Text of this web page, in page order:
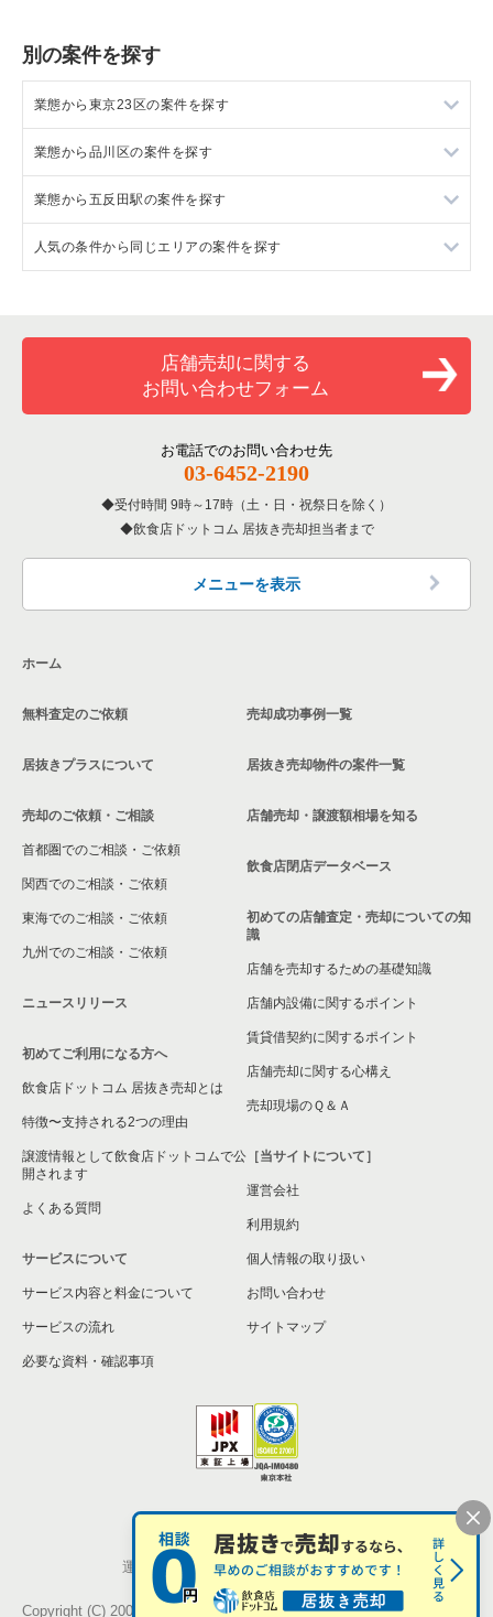
別の案件を探す
業態から東京23区の案件を探す
東京23区のラーメンの居抜き売却物件の案件一覧
東京23区のフランス料理の居抜き売却物件の案件一覧
東京23区のイタリア料理の居抜き売却物件の案件一覧
東京23区のそば・うどんの居抜き売却物件の案件一覧
東京23区の寿司の居抜き売却物件の案件一覧
東京23区の鉄板焼き・お好み焼の居抜き売却物件の案件一覧
東京23区のアジア料理の居抜き売却物件の案件一覧
東京23区のカフェの居抜き売却物件の案件一覧
東京23区のお弁当・惣菜・デリの居抜き売却物件の案件一覧
東京23区のカラオケ・パブ・スナックの居抜き売却物件の案件
覧
東京23区の和食の居抜き売却物件の案件一覧
東京23区の洋食の居抜き売却物件の案件一覧
東京23区のその他の居抜き売却物件の案件一覧
業態から品川区の案件を探す
品川区のラーメンの居抜き売却物件の案件一覧
品川区のフランス料理の居抜き売却物件の案件一覧
品川区の中華の居抜き売却物件の案件一覧
品川区のそば・うどんの居抜き売却物件の案件一覧
品川区の鉄板焼き・お好み焼の居抜き売却物件の案件一覧
品川区のアジア料理の居抜き売却物件の案件一覧
品川区のカフェの居抜き売却物件の案件一覧
品川区のお弁当・惣菜・デリの居抜き売却物件の案件一覧
品川区のカラオケ・パブ・スナックの居抜き売却物件の案件一
品川区の和食の居抜き売却物件の案件一覧
品川区の洋食の居抜き売却物件の案件一覧
品川区のその他の居抜き売却物件の案件一覧
業態から五反田駅の案件を探す
五反田駅のラーメンの居抜き売却物件の案件一覧
五反田駅のイタリア料理の居抜き売却物件の案件一覧
五反田駅のアジア料理の居抜き売却物件の案件一覧
五反田駅のテイクアウトの居抜き売却物件の案件一覧
五反田駅のカラオケ・パブ・スナックの居抜き売却物件の案件
五反田駅のバーの居抜き売却物件の案件一覧
覧
五反田駅の和食の居抜き売却物件の案件一覧
五反田駅の洋食の居抜き売却物件の案件一覧
五反田駅のその他の居抜き売却物件の案件一覧
人気の条件から同じエリアの案件を探す
品川区の20坪以下の飲食店の居抜き売却物件の案件一覧
五反田駅の20坪以下の飲食店の居抜き売却物件の案件一覧
店舗売却に関する
お問い合わせフォーム
お電話でのお問い合わせ先
03-6452-2190
受付時間 9時～17時（土・日・祝祭日を除く）
飲食店ドットコム 居抜き売却担当者まで
メニューを表示
ホーム
無料査定のご依頼
居抜きプラスについて
売却のご依頼・ご相談
首都圏でのご相談・ご依頼
関西でのご相談・ご依頼
東海でのご相談・ご依頼
九州でのご相談・ご依頼
ニュースリリース
初めてご利用になる方へ
飲食店ドットコム 居抜き売却とは
特徴〜支持される2つの理由
譲渡情報として飲食店ドットコムで公
開されます
よくある質問
サービスについて
サービス内容と料金について
サービスの流れ
必要な資料・確認事項
売却成功事例一覧
居抜き売却物件の案件一覧
店舗売却・譲渡額相場を知る
飲食店閉店データベース
初めての店舗査定・売却についての知
識
店舗を売却するための基礎知識
店舗内設備に関するポイント
賃貸借契約に関するポイント
店舗売却に関する心構え
売却現場のＱ＆Ａ
［当サイトについて］
運営会社
利用規約
個人情報の取り扱い
お問い合わせ
サイトマップ
個人情報の取扱い
運営会社 株式会社シンクロ・フード
Copyright (C) 2005-2026 Synchro Food Co., Ltd.